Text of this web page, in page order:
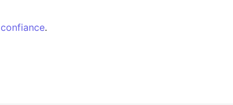
confiance.